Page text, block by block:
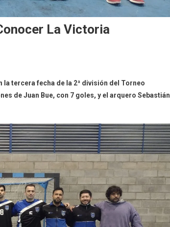
La Victoria
la tercera fecha de la 2ª división del Torneo
de Juan Bue, con 7 goles, y el arquero Sebastián